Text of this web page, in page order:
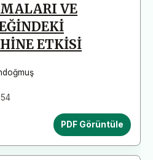
VE
ETKİSİ
PDF Görüntüle